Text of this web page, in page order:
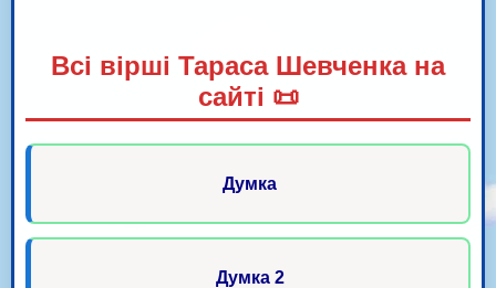
Всі вірші Тараса Шевченка на
сайті 📜
Думка
Думка 2